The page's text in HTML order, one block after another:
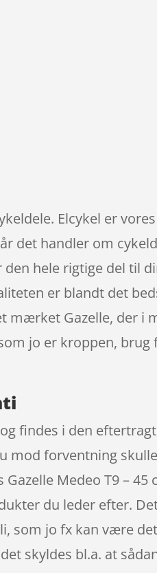
Elcykel er
det handler om
hele rigtige del til
er blandt det
mærket Gazelle, der i
jo er kroppen,
findes i den
mod forventning
Medeo T9 –
du leder efter.
som jo fx kan være
skyldes bl.a. at